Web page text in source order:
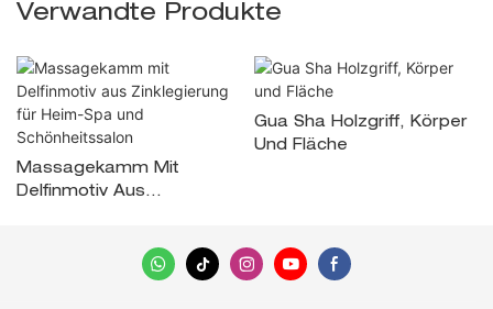
Verwandte Produkte
Massagekamm Mit
Delfinmotiv Aus
Gua Sha Holzgriff, Körper
Und Fläche